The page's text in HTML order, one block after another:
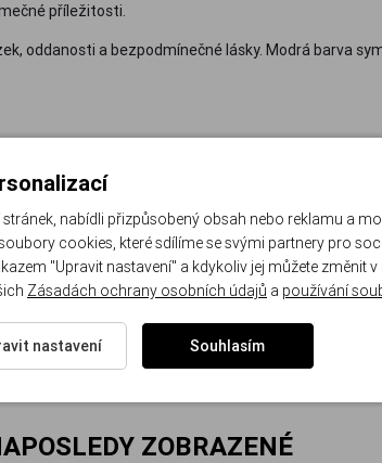
příležitosti.
oddanosti a bezpodmínečné lásky. Modrá barva
ZOBRAZENÉ
nabídli přizpůsobený obsah nebo reklamu a
cookies, které sdílíme se svými partnery pro
"Upravit nastavení" a kdykoliv jej můžete změnit
Zásadách ochrany osobních údajů a používání
nastavení Souhlasím